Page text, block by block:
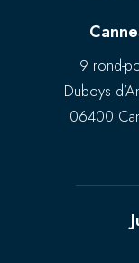
9 rond-
Duboys
06400